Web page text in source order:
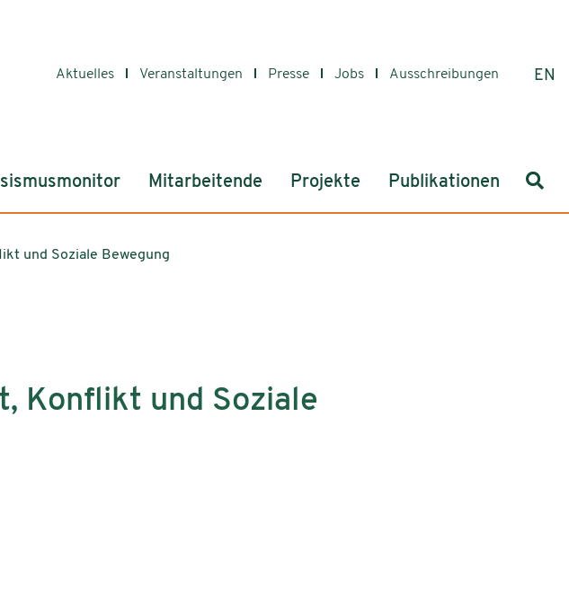
Aktuelles Veranstaltungen Presse Jobs Ausschreibungen EN
Mitarbeitende Projekte Publikationen
und Soziale Bewegung
Konflikt und Soziale